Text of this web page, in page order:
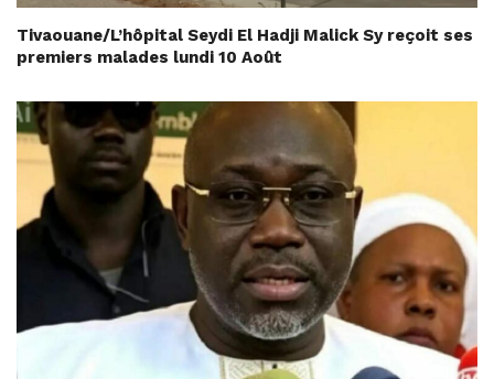
Tivaouane/L’hôpital Seydi El Hadji Malick Sy reçoit ses
premiers malades lundi 10 Août